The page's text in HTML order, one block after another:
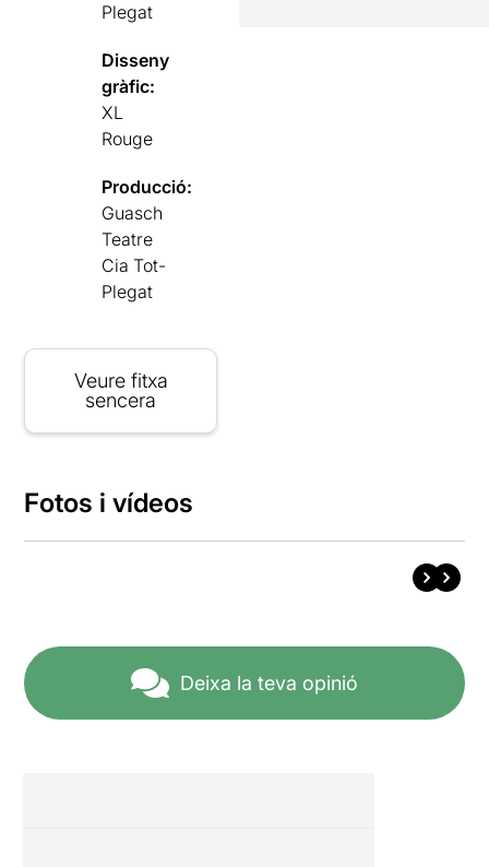
Plegat
Disseny
gràfic:
XL
Rouge
Producció:
Guasch
Teatre
Cia Tot-
Plegat
Veure fitxa
sencera
Fotos i vídeos
Deixa la teva opinió